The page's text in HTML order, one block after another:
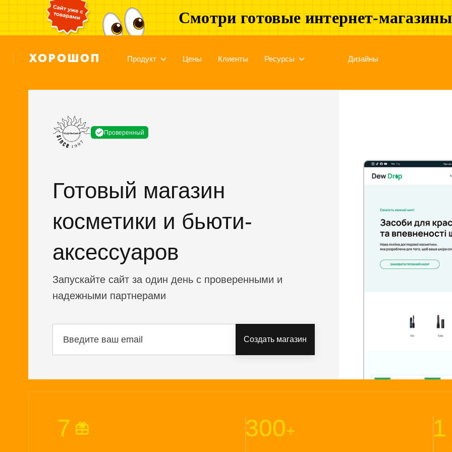
Смотри готовые интернет-магазины
Продукт Цены Клиенты Ресурсы Дизайны
Проверенный
Готовый магазин
косметики и бьюти-
аксессуаров
Запускайте сайт за один день с проверенными и
надежными партнерами
Создать магазин
7 300+